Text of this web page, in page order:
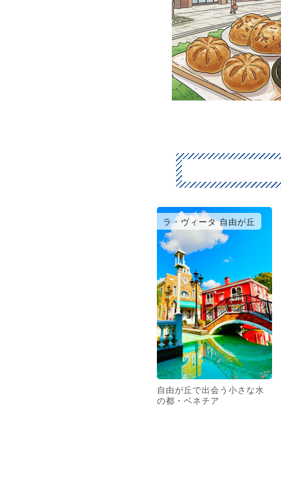
ラ・ヴィータ 自由が丘
自由が丘で出会う小さな水
の都・ベネチア